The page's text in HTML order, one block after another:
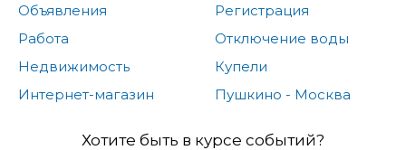
Объявления
Работа
Недвижимость
Интернет-магазин
Регистрация
Отключение воды
Купели
Пушкино - Москва
Хотите быть в курсе событий?